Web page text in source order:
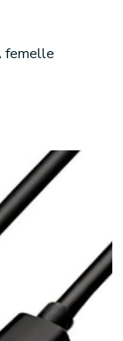
femelle